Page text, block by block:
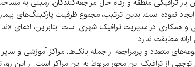
و همکاری در مدیریت ترافیک شهری است. بنابراین، ادعای
مطابقت ندارد.
متعدد و پرمراجعه از جمله بانک‌ها، مراکز آموزشی و
از ترافیک این محور مربوط به این مراکز است. از